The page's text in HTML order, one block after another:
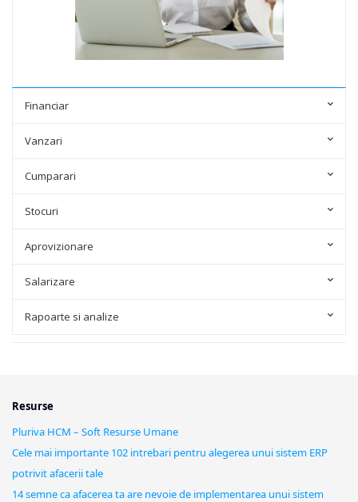
Financiar
Vanzari
Cumparari
Stocuri
Aprovizionare
Salarizare
Rapoarte si analize
Resurse
Pluriva HCM – Soft Resurse Umane
Cele mai importante 102 intrebari pentru alegerea unui sistem ERP
potrivit afacerii tale
14 semne ca afacerea ta are nevoie de implementarea unui sistem